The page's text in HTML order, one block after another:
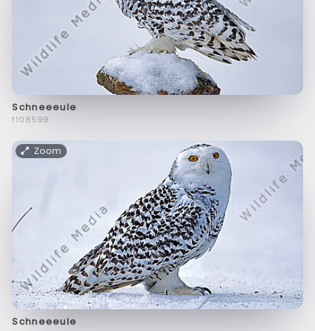
Schneeeule
f108599
Zoom
Schneeeule